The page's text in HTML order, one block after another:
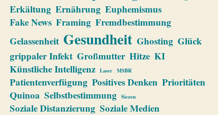
Erkältung Ernährung Euphemismus
Fake News Framing Fremdbestimmung
Gelassenheit Gesundheit Ghosting Glück
grippaler Infekt Großmutter Hitze KI
Künstliche Intelligenz Laser MSBR
Patientenverfügung Positives Denken Prioritäten
Quinoa Selbstbestimmung Siezen
Soziale Distanzierung Soziale Medien